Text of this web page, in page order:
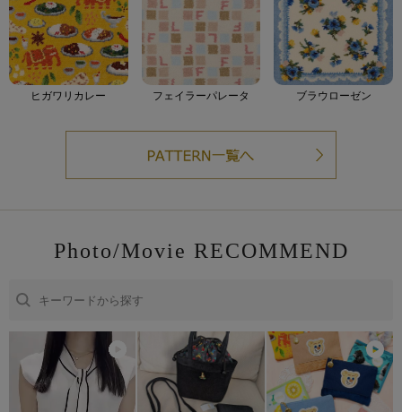
ヒガワリカレー フェイラーパレータ ブラウローゼン
Photo/Movie RECOMMEND